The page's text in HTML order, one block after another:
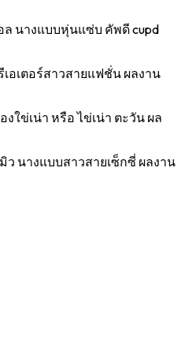
ล นางแบบหุ่นแซ่บ คัพดี cupd
เอเตอร์สาวสายแฟชั่น ผลงาน
งใข่เน่า หรือ ไข่เน่า ตะวัน ผล
มิว นางแบบสาวสายเซ็กซี่ ผลงาน